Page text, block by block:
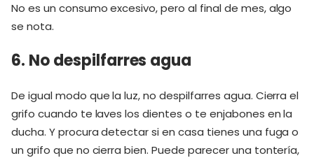
No es un consumo excesivo, pero al final de mes, algo
se nota.
6. No despilfarres agua
De igual modo que la luz, no despilfarres agua. Cierra el
grifo cuando te laves los dientes o te enjabones en la
ducha. Y procura detectar si en casa tienes una fuga o
un grifo que no cierra bien. Puede parecer una tontería,